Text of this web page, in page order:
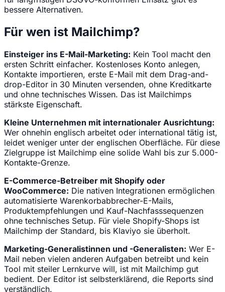
bessere Alternativen.
Für wen ist Mailchimp?
Einsteiger ins E-Mail-Marketing: Kein Tool macht den
ersten Schritt einfacher. Kostenloses Konto anlegen,
Kontakte importieren, erste E-Mail mit dem Drag-and-
drop-Editor in 30 Minuten versenden, ohne Kreditkarte
und ohne technisches Wissen. Das ist Mailchimps
stärkste Eigenschaft.
Kleine Unternehmen mit internationaler Ausrichtung:
Wer ohnehin englisch arbeitet oder international tätig ist,
leidet weniger unter der englischen Oberfläche. Für diese
Zielgruppe ist Mailchimp eine solide Wahl bis zur 5.000-
Kontakte-Grenze.
E-Commerce-Betreiber mit Shopify oder
WooCommerce: Die nativen Integrationen ermöglichen
automatisierte Warenkorbabbrecher-E-Mails,
Produktempfehlungen und Kauf-Nachfasssequenzen
ohne technisches Setup. Für viele Shopify-Shops ist
Mailchimp der Standard, bis Klaviyo sie überholt.
Marketing-Generalistinnen und -Generalisten: Wer E-
Mail neben vielen anderen Aufgaben betreibt und kein
Tool mit steiler Lernkurve will, ist mit Mailchimp gut
bedient. Der Editor ist selbsterklärend, die Reports sind
verständlich.